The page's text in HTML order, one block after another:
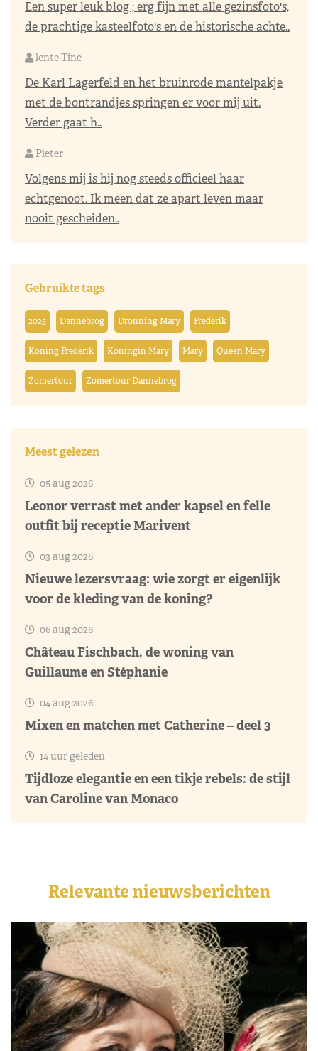
Een super leuk blog ; erg fijn met alle gezinsfoto's,
de prachtige kasteelfoto's en de historische achte..
lente-Tine
De Karl Lagerfeld en het bruinrode mantelpakje
met de bontrandjes springen er voor mij uit.
Verder gaat h..
Pieter
Volgens mij is hij nog steeds officieel haar
echtgenoot. Ik meen dat ze apart leven maar
nooit gescheiden..
Gebruikte tags
2025 Dannebrog Dronning Mary Frederik
Koning Frederik Koningin Mary Mary Queen Mary
Zomertour Zomertour Dannebrog
Meest gelezen
05 aug 2026
Leonor verrast met ander kapsel en felle
outfit bij receptie Marivent
03 aug 2026
Nieuwe lezersvraag: wie zorgt er eigenlijk
voor de kleding van de koning?
06 aug 2026
Château Fischbach, de woning van
Guillaume en Stéphanie
04 aug 2026
Mixen en matchen met Catherine – deel 3
14 uur geleden
Tijdloze elegantie en een tikje rebels: de stijl
van Caroline van Monaco
Relevante nieuwsberichten